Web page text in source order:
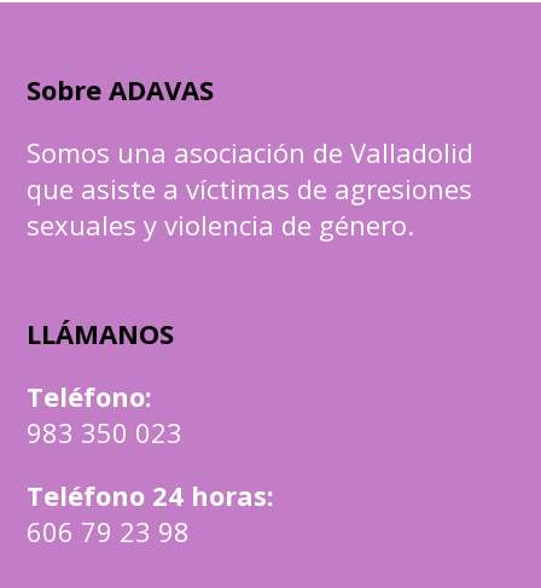
Sobre ADAVAS
Somos una asociación de Valladolid
que asiste a víctimas de agresiones
sexuales y violencia de género.
LLÁMANOS
Teléfono:
983 350 023
Teléfono 24 horas:
606 79 23 98